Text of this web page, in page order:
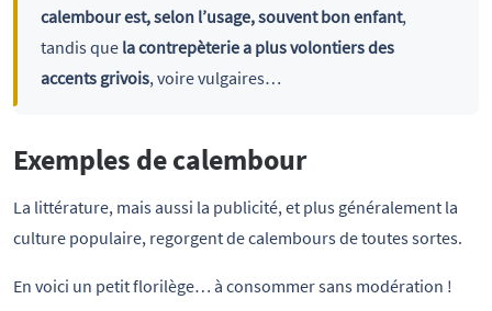
calembour est, selon l’usage, souvent bon enfant,
tandis que la contrepèterie a plus volontiers des
accents grivois, voire vulgaires…
Exemples de calembour
La littérature, mais aussi la publicité, et plus généralement la
culture populaire, regorgent de calembours de toutes sortes.
En voici un petit florilège… à consommer sans modération !